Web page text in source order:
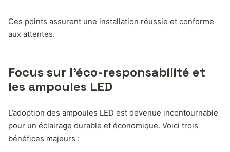
Ces points assurent une installation réussie et conforme
aux attentes.
Focus sur l’éco-responsabilité et
les ampoules LED
L’adoption des ampoules LED est devenue incontournable
pour un éclairage durable et économique. Voici trois
bénéfices majeurs :